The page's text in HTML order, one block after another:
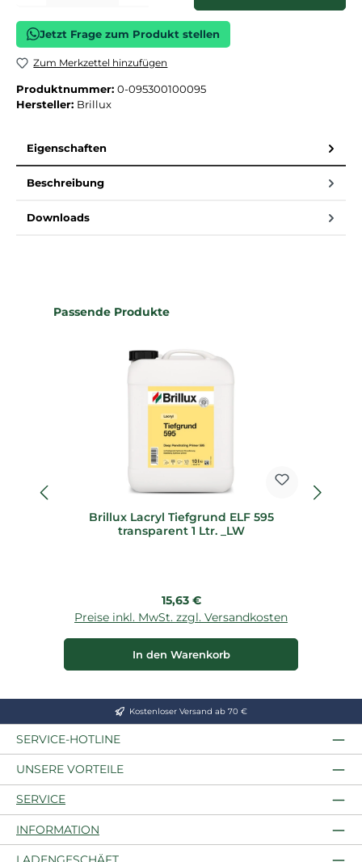
Jetzt Frage zum Produkt stellen
Zum Merkzettel hinzufügen
Produktnummer: 0-095300100095
Hersteller: Brillux
Eigenschaften
Beschreibung
Downloads
Produktgalerie überspringen
Passende Produkte
Brillux Lacryl Tiefgrund ELF 595
transparent 1 Ltr. _LW
Regulärer Preis:
15,63 €
Preise inkl. MwSt. zzgl. Versandkosten
In den Warenkorb
Kostenloser Versand ab 70 €
SERVICE-HOTLINE
UNSERE VORTEILE
SERVICE
INFORMATION